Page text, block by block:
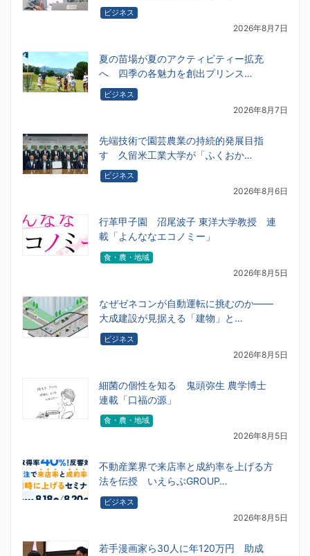
ビジネス
2026年8月7日
夏の苗場が夏のアクティビティー拡充
へ 四季の各魅力を創出プリンス…
ビジネス
2026年8月7日
先端技術で園芸農業の持続的発展目指
す 久留米工業大学が「ふくおか…
ビジネス
2026年8月6日
行革甲子園 沼尾波子 東洋大学教授 連
載「よんななエコノミー」
食・農・地域
2026年8月5日
なぜゼネコンが自動運転に挑むのか――
大成建設が見据える「建物」と…
ビジネス
2026年8月5日
細菌の個性を知る 鬼頭弥生 農学博士
連載「口福の源」
食・農・地域
2026年8月5日
不動産業界で来店率と成約率を上げる方
法を伝授 いえらぶGROUP…
ビジネス
2026年8月5日
若手漫画家ら30人に年120万円 助成